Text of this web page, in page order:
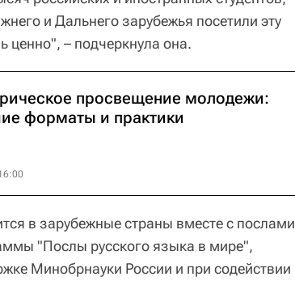
и Дальнего зарубежья посетили эту
ценно", – подчеркнула она.
просвещение молодежи:
форматы и практики
в зарубежные страны вместе с послами
"Послы русского языка в мире",
Минобрнауки России и при содействии